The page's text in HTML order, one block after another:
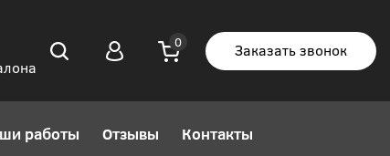
Заказать звонок
работы Отзывы Контакты